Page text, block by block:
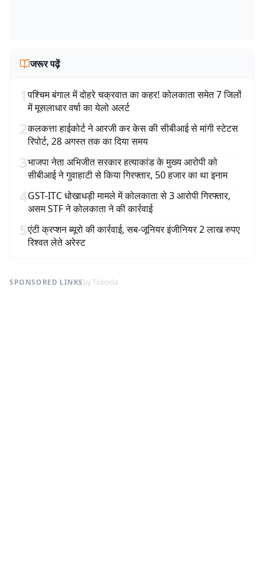
जरूर पढ़ें
1पश्चिम बंगाल में दोहरे चक्रवात का कहर! कोलकाता समेत 7 जिलों
में मूसलाधार वर्षा का येलो अलर्ट
2कलकत्ता हाईकोर्ट ने आरजी कर केस की सीबीआई से मांगी स्टेटस
रिपोर्ट, 28 अगस्त तक का दिया समय
3भाजपा नेता अभिजीत सरकार हत्याकांड के मुख्य आरोपी को
सीबीआई ने गुवाहाटी से किया गिरफ्तार, 50 हजार का था इनाम
4GST-ITC धोखाधड़ी मामले में कोलकाता से 3 आरोपी गिरफ्तार,
असम STF ने कोलकाता ने की कार्रवाई
5एंटी क्रप्शन ब्यूरो की कार्रवाई, सब-जूनियर इंजीनियर 2 लाख रुपए
रिश्वत लेते अरेस्ट
SPONSORED LINKSby Taboola